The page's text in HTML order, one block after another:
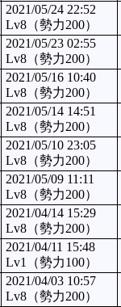
2021/05/24 22:52
Lv8（勢力200）
2021/05/23 02:55
Lv8（勢力200）
2021/05/16 10:40
Lv8（勢力200）
2021/05/14 14:51
Lv8（勢力200）
2021/05/10 23:05
Lv8（勢力200）
2021/05/09 11:11
Lv8（勢力200）
2021/04/14 15:29
Lv8（勢力200）
2021/04/11 15:48
Lv1（勢力100）
2021/04/03 10:57
Lv8（勢力200）